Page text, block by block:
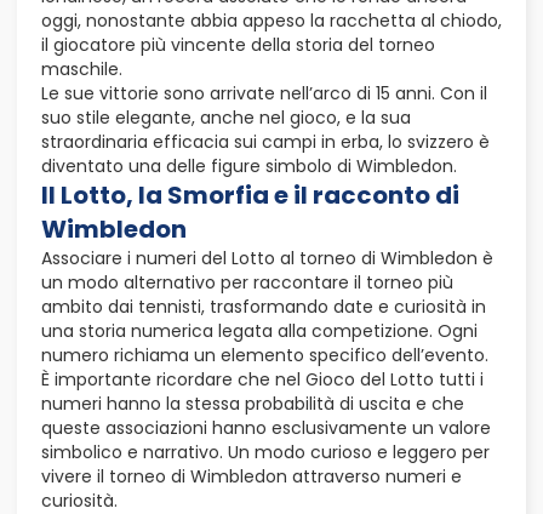
oggi, nonostante abbia appeso la racchetta al chiodo,
il giocatore più vincente della storia del torneo
maschile.
Le sue vittorie sono arrivate nell’arco di 15 anni. Con il
suo stile elegante, anche nel gioco, e la sua
straordinaria efficacia sui campi in erba, lo svizzero è
diventato una delle figure simbolo di Wimbledon.
Il Lotto, la Smorfia e il racconto di
Wimbledon
Associare i numeri del Lotto al torneo di Wimbledon è
un modo alternativo per raccontare il torneo più
ambito dai tennisti, trasformando date e curiosità in
una storia numerica legata alla competizione. Ogni
numero richiama un elemento specifico dell’evento.
È importante ricordare che nel Gioco del Lotto tutti i
numeri hanno la stessa probabilità di uscita e che
queste associazioni hanno esclusivamente un valore
simbolico e narrativo. Un modo curioso e leggero per
vivere il torneo di Wimbledon attraverso numeri e
curiosità.